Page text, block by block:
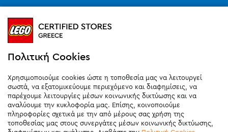
Ωράριο καταστημάτων (SMART PARK):
Καθημερινά10:00-21:00
Σάββατο09:00
Κυριακή 11:00-20:00 (έως 25/10)
orders@legostoregreece.gr
Αρ.Γ.Ε.ΜΗ: 084878102000
Πολιτική Cookies
Χρησιμοποιούμε cookies ώστε η τοποθεσία μας να λειτουργεί
σωστά, να εξατομικεύουμε περιεχόμενο και διαφημίσεις, να
παρέχουμε λειτουργίες μέσων κοινωνικής δικτύωσης και να
αναλύουμε την κυκλοφορία μας. Επίσης, κοινοποιούμε
πληροφορίες σχετικά με την από μέρους σας χρήση της
τοποθεσίας μας στους συνεργάτες μέσων κοινωνικής δικτύωσης,